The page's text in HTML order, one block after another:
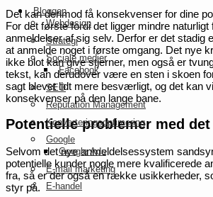
Bloggen
Webdesign
Strategi
Sociale medier
Facebook
SEO
Reputation Management
Konverteringsoptimering
Google
Google Ads
E-mail marketing
E-handel
Det kan derimod få konsekvenser for dine
For det første fordi det ligger mindre
anmeldelser af sig selv. Derfor er det stadig
at anmelde noget i første omgang. Det nye
ikke blot kan give stjerner, men også er
tekst, kan derudover være en sten i skoen
sagt blevet lidt mere besværligt, og det kan
konsekvenser på den lange bane.
Potentielle problemer med
Selvom det nye anmeldelsessystem
potentielle kunder nogle mere kvalificerede
fra, så er der også en række usikkerheder,
styr på.